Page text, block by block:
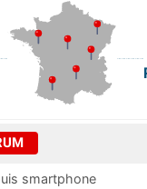
smartphone